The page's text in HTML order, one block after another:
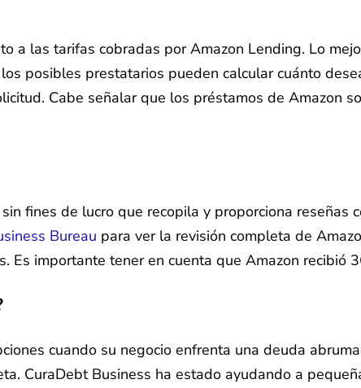
a las tarifas cobradas por Amazon Lending. Lo
posibles prestatarios pueden calcular cuánto
Cabe señalar que los préstamos de Amazon
fines de lucro que recopila y proporciona reseñas
Bureau para ver la revisión completa de
Es importante tener en cuenta que Amazon recibió
cuando su negocio enfrenta una deuda
CuraDebt Business ha estado ayudando a